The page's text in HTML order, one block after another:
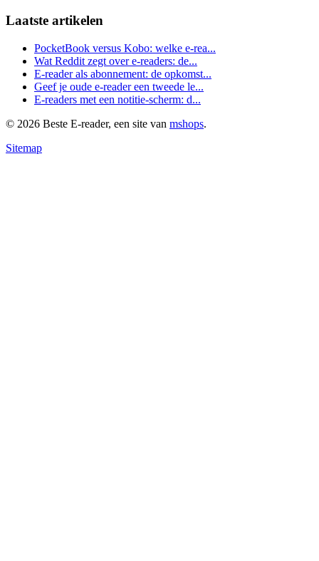
Laatste artikelen
PocketBook versus Kobo: welke e-rea...
Wat Reddit zegt over e-readers: de...
E-reader als abonnement: de opkomst...
Geef je oude e-reader een tweede le...
E-readers met een notitie-scherm: d...
© 2026 Beste E-reader, een site van mshops.
Sitemap